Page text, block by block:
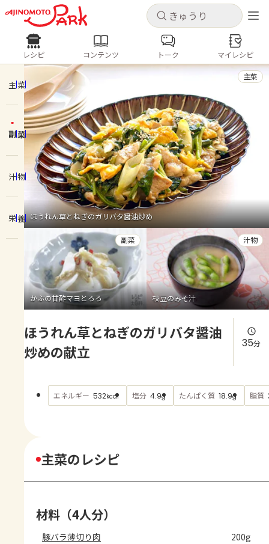
キャンセル
ログインするとレシピを保存できます
ログイン
ホーム
コンテンツ
レシピ
トーク
よくあるお問い合わせ
お買い物
AJINOMOTO PARK とは
キャンセル
レシピ コンテンツ
人気の食材・レシピ
きゅうり なす トマト
とうもろこし
ピーマン
みょうが ゴーヤ
レシピ コンテンツ トーク マイレシピ
主菜
副菜
汁物
栄養 ほうれん草とねぎのガリバタ醤油炒め
主菜
かぶの甘酢マヨとろろ
副菜
枝豆のみそ汁
汁物
ほうれん草とねぎのガリバタ醤油
炒めの献立
35分
エネルギー 532kcal 塩分 4.9g たんぱく質 18.9g 脂質
主菜のレシピ
材料（4人分）
豚バラ薄切り肉 200g